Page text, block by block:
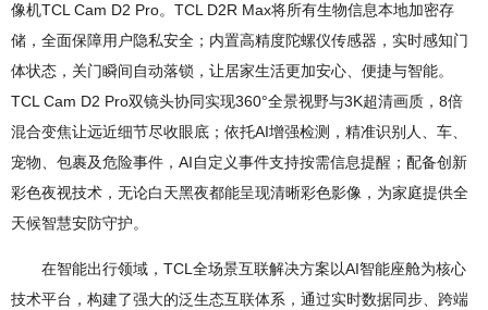
像机TCL Cam D2 Pro。TCL D2R Max将所有生物信息本地加密存
储，全面保障用户隐私安全；内置高精度陀螺仪传感器，实时感知门
体状态，关门瞬间自动落锁，让居家生活更加安心、便捷与智能。
TCL Cam D2 Pro双镜头协同实现360°全景视野与3K超清画质，8倍
混合变焦让远近细节尽收眼底；依托AI增强检测，精准识别人、车、
宠物、包裹及危险事件，AI自定义事件支持按需信息提醒；配备创新
彩色夜视技术，无论白天黑夜都能呈现清晰彩色影像，为家庭提供全
天候智慧安防守护。
在智能出行领域，TCL全场景互联解决方案以AI智能座舱为核心
技术平台，构建了强大的泛生态互联体系，通过实时数据同步、跨端